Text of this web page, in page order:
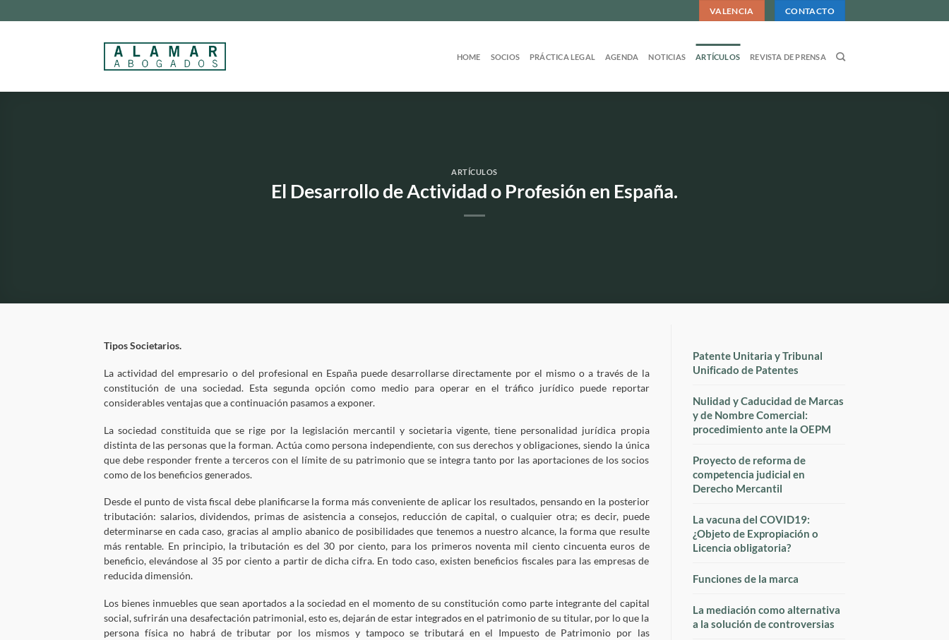
al
VALENCIA CONTACTO
HOME SOCIOS PRÁCTICA LEGAL AGENDA NOTICIAS ARTÍCULOS REVISTA DE PRENSA
ARTÍCULOS
El Desarrollo de Actividad o Profesión en España.
Tipos Societarios.
La actividad del empresario o del profesional en España puede desarrollarse directamente por el mismo o a través de la
constitución de una sociedad. Esta segunda opción como medio para operar en el tráfico jurídico puede reportar
considerables ventajas que a continuación pasamos a exponer.
La sociedad constituida que se rige por la legislación mercantil y societaria vigente, tiene personalidad jurídica propia
distinta de las personas que la forman. Actúa como persona independiente, con sus derechos y obligaciones, siendo la única
que debe responder frente a terceros con el límite de su patrimonio que se integra tanto por las aportaciones de los socios
como de los beneficios generados.
Desde el punto de vista fiscal debe planificarse la forma más conveniente de aplicar los resultados, pensando en la posterior
tributación: salarios, dividendos, primas de asistencia a consejos, reducción de capital, o cualquier otra; es decir, puede
determinarse en cada caso, gracias al amplio abanico de posibilidades que tenemos a nuestro alcance, la forma que resulte
más rentable. En principio, la tributación es del 30 por ciento, para los primeros noventa mil ciento cincuenta euros de
beneficio, elevándose al 35 por ciento a partir de dicha cifra. En todo caso, existen beneficios fiscales para las empresas de
reducida dimensión.
Los bienes inmuebles que sean aportados a la sociedad en el momento de su constitución como parte integrante del capital
social, sufrirán una desafectación patrimonial, esto es, dejarán de estar integrados en el patrimonio de su titular, por lo que la
persona física no habrá de tributar por los mismos y tampoco se tributará en el Impuesto de Patrimonio por las
Patente Unitaria y Tribunal
Unificado de Patentes
Nulidad y Caducidad de Marcas
y de Nombre Comercial:
procedimiento ante la OEPM
Proyecto de reforma de
competencia judicial en
Derecho Mercantil
La vacuna del COVID19:
¿Objeto de Expropiación o
Licencia obligatoria?
Funciones de la marca
La mediación como alternativa
a la solución de controversias